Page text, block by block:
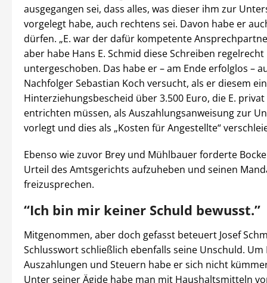
ausgegangen sei, dass alles, was dieser ihm zur
vorgelegt habe, auch rechtens sei. Davon habe er
dürfen. „E. war der dafür kompetente
aber habe Hans E. Schmid diese Schreiben regelrecht
untergeschoben. Das habe er – am Ende erfolglos –
Nachfolger Sebastian Koch versucht, als er diesem
Hinterziehungsbescheid über 3.500 Euro, die E.
entrichten müssen, als Auszahlungsanweisung zur
vorlegt und dies als „Kosten für Angestellte“
Ebenso wie zuvor Brey und Mühlbauer forderte
Urteil des Amtsgerichts aufzuheben und seinen
freizusprechen.
“Ich bin mir keiner Schuld bewusst.”
Mitgenommen, aber doch gefasst beteuert Josef
Schlusswort schließlich ebenfalls seine Unschuld. Um
Auszahlungen und Steuern habe er sich nicht
Unter seiner Ägide habe man mit Haushaltsmitteln